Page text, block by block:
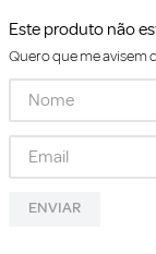
Este produto não
Quero que me avisem
ENVIAR